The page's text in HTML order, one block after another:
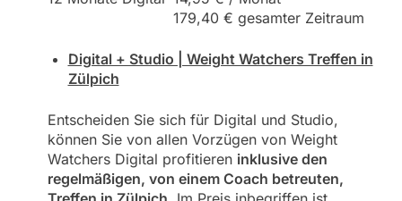
179,40 € gesamter Zeitraum
Digital + Studio | Weight Watchers Treffen in
Zülpich
Entscheiden Sie sich für Digital und Studio,
können Sie von allen Vorzügen von Weight
Watchers Digital profitieren inklusive den
regelmäßigen, von einem Coach betreuten,